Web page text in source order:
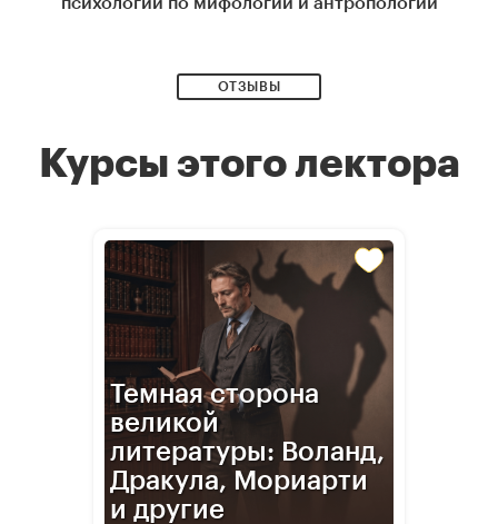
ОТЗЫВЫ
Курсы этого лектора
Темная сторона
великой
литературы: Воланд,
Дракула, Мориарти
и другие